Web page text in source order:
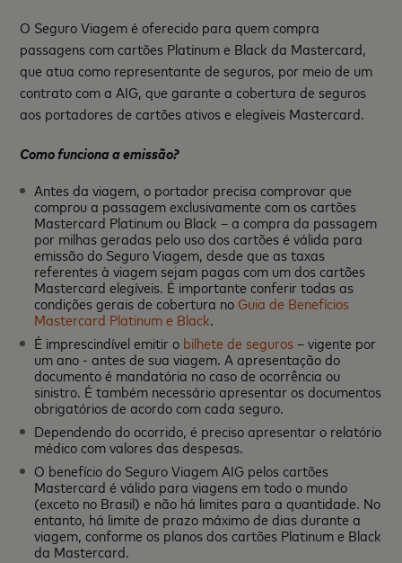
O Seguro Viagem é oferecido para quem compra
passagens com cartões Platinum e Black da Mastercard,
que atua como representante de seguros, por meio de um
contrato com a AIG, que garante a cobertura de seguros
aos portadores de cartões ativos e elegíveis Mastercard.
Como funciona a emissão?
Antes da viagem, o portador precisa comprovar que
comprou a passagem exclusivamente com os cartões
Mastercard Platinum ou Black – a compra da passagem
por milhas geradas pelo uso dos cartões é válida para
emissão do Seguro Viagem, desde que as taxas
referentes à viagem sejam pagas com um dos cartões
Mastercard elegíveis. É importante conferir todas as
condições gerais de cobertura no Guia de Benefícios
Mastercard Platinum e Black.
É imprescindível emitir o bilhete de seguros– vigente por
um ano - antes de sua viagem. A apresentação do
documento é mandatória no caso de ocorrência ou
sinistro. É também necessário apresentar os documentos
obrigatórios de acordo com cada seguro.
Dependendo do ocorrido, é preciso apresentar o relatório
médico com valores das despesas.
O benefício do Seguro Viagem AIG pelos cartões
Mastercard é válido para viagens em todo o mundo
(exceto no Brasil) e não há limites para a quantidade. No
entanto, há limite de prazo máximo de dias durante a
viagem, conforme os planos dos cartões Platinum e Black
da Mastercard.